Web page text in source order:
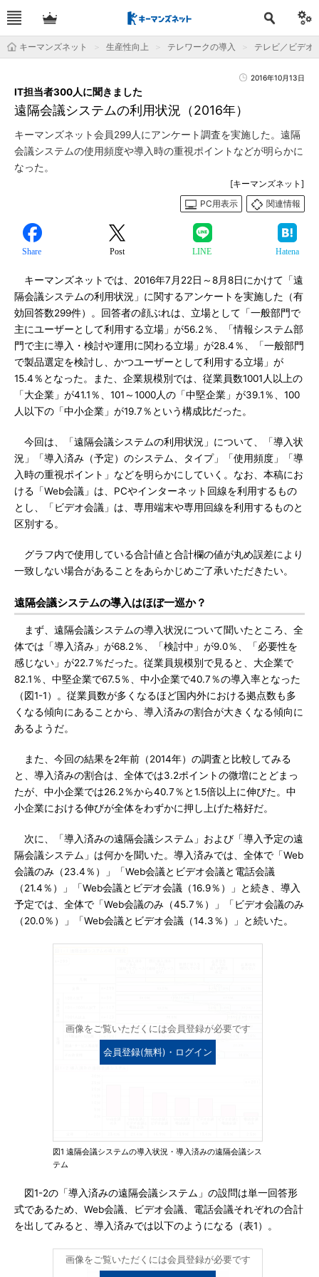
キーマンズネット 生産性向上 テレワークの導入 テレビ／ビデオ
2016年10月13日
遠隔会議システムの利用状況（2016年）
IT担当者300人に聞きました
キーマンズネット会員299人にアンケート調査を実施した。遠隔
会議システムの使用頻度や導入時の重視ポイントなどが明らかに
なった。
[キーマンズネット]
PC用表示
関連情報
Share Post LINE Hatena
キーマンズネットでは、2016年7月22日～8月8日にかけて「遠
隔会議システムの利用状況」に関するアンケートを実施した（有
効回答数299件）。回答者の顔ぶれは、立場として「一般部門で
主にユーザーとして利用する立場」が56.2％、「情報システム部
門で主に導入・検討や運用に関わる立場」が28.4％、「一般部門
で製品選定を検討し、かつユーザーとして利用する立場」が
15.4％となった。また、企業規模別では、従業員数1001人以上の
「大企業」が41.1％、101～1000人の「中堅企業」が39.1％、100
人以下の「中小企業」が19.7％という構成比だった。
今回は、「遠隔会議システムの利用状況」について、「導入状
況」「導入済み（予定）のシステム、タイプ」「使用頻度」「導
入時の重視ポイント」などを明らかにしていく。なお、本稿にお
ける「Web会議」は、PCやインターネット回線を利用するもの
とし、「ビデオ会議」は、専用端末や専用回線を利用するものと
区別する。
グラフ内で使用している合計値と合計欄の値が丸め誤差により
一致しない場合があることをあらかじめご了承いただきたい。
遠隔会議システムの導入はほぼ一巡か？
まず、遠隔会議システムの導入状況について聞いたところ、全
体では「導入済み」が68.2％、「検討中」が9.0％、「必要性を
感じない」が22.7％だった。従業員規模別で見ると、大企業で
82.1％、中堅企業で67.5％、中小企業で40.7％の導入率となった
（図1-1）。従業員数が多くなるほど国内外における拠点数も多
くなる傾向にあることから、導入済みの割合が大きくなる傾向に
あるようだ。
また、今回の結果を2年前（2014年）の調査と比較してみる
と、導入済みの割合は、全体では3.2ポイントの微増にとどまっ
たが、中小企業では26.2％から40.7％と1.5倍以上に伸びた。中
小企業における伸びが全体をわずかに押し上げた格好だ。
次に、「導入済みの遠隔会議システム」および「導入予定の遠
隔会議システム」は何かを聞いた。導入済みでは、全体で「Web
会議のみ（23.4％）」「Web会議とビデオ会議と電話会議
（21.4％）」「Web会議とビデオ会議（16.9％）」と続き、導入
予定では、全体で「Web会議のみ（45.7％）」「ビデオ会議のみ
（20.0％）」「Web会議とビデオ会議（14.3％）」と続いた。
画像をご覧いただくには会員登録が必要です
会員登録(無料)・ログイン
図1 遠隔会議システムの導入状況・導入済みの遠隔会議シス
テム
図1-2の「導入済みの遠隔会議システム」の設問は単一回答形
式であるため、Web会議、ビデオ会議、電話会議それぞれの合計
を出してみると、導入済みでは以下のようになる（表1）。
画像をご覧いただくには会員登録が必要です